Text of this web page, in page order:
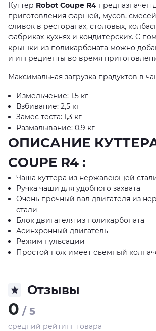
Куттер Robot Coupe R4 предназначен
приготовления фаршей, мусов,
сливок в ресторанах, столовых,
фабриках-кухнях и кондитерских. С
крышки из поликарбоната можно
и ингредиенты во время
Максимальная загрузка прадуктов в
Измельчение: 1,5 кг
Взбивание: 2,5 кг
Замес теста: 1,3 кг
Размалывание: 0,9 кг
ОПИСАНИЕ КУТТЕРА
COUPE R4 :
Чаша куттера из нержавеющей
Ручка чаши для удобного захвата
Очень прочный вал двигателя из
стали
Блок двигателя из поликарбоната
Асинхронный двигатель
Режим пульсации
Простой нож имеет съемный
Отзывы
0 / 5
средний рейтинг товара